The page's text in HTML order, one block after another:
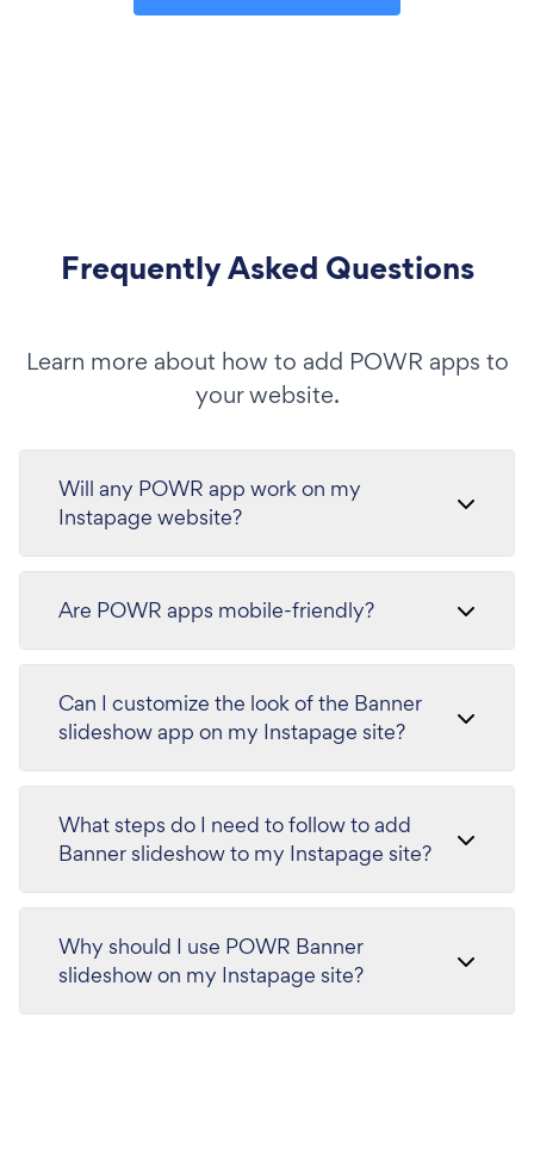
Frequently Asked Questions
Learn more about how to add POWR apps to
your website.
Will any POWR app work on my
Instapage website?
Are POWR apps mobile-friendly?
Can I customize the look of the Banner
slideshow app on my Instapage site?
What steps do I need to follow to add
Banner slideshow to my Instapage site?
Why should I use POWR Banner
slideshow on my Instapage site?